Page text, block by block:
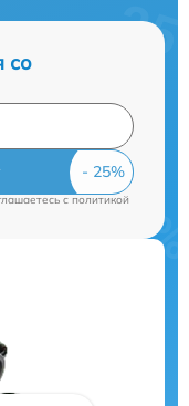
со
cполитикой